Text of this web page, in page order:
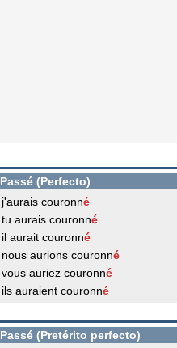
Passé (Perfecto)
j'aurais couronné
tu aurais couronné
il aurait couronné
nous aurions couronné
vous auriez couronné
ils auraient couronné
Passé (Pretérito perfecto)